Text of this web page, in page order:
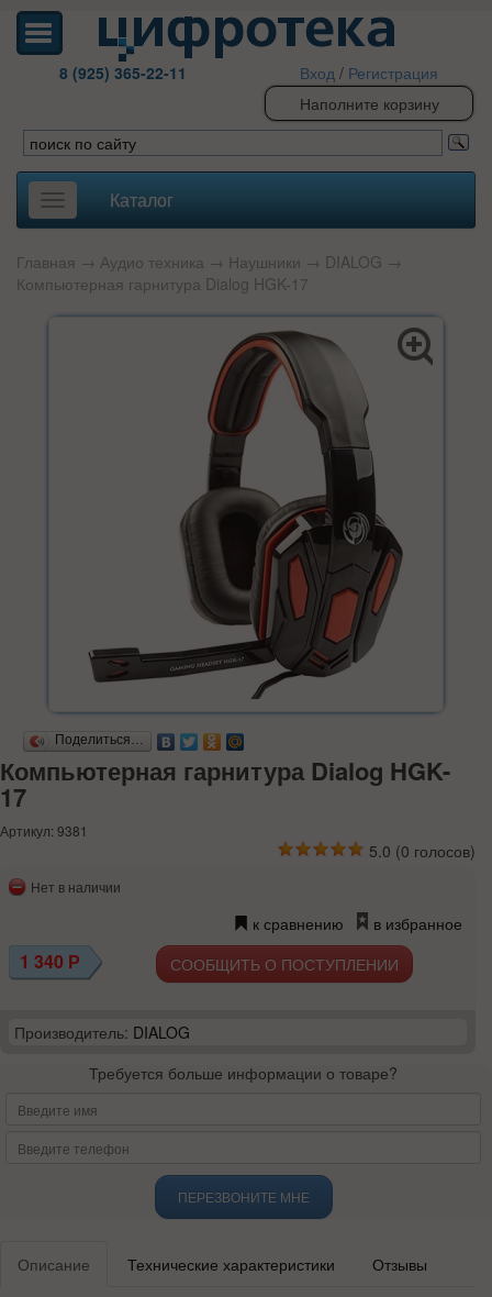
8 (925) 365-22-11 Вход / Регистрация
Наполните корзину
Toggle
navigation
Каталог
Главная → Аудио техника → Наушники → DIALOG →
Компьютерная гарнитура Dialog HGK-17
Поделиться…
Компьютерная гарнитура Dialog HGK-
17
Артикул: 9381
5.0 (0 голосов)
Нет в наличии
к сравнению в избранное
1 340 Р СООБЩИТЬ О ПОСТУПЛЕНИИ
Производитель: DIALOG
Требуется больше информации о товаре?
ПЕРЕЗВОНИТЕ МНЕ
Описание Технические характеристики Отзывы